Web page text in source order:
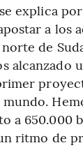
explica
a los
de
alcanzado
a 650.000
ritmo de